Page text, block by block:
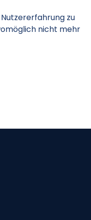
zu
nicht mehr